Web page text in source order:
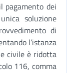
dei
soluzione
di
l’istanza
civile è ridotta
116, comma